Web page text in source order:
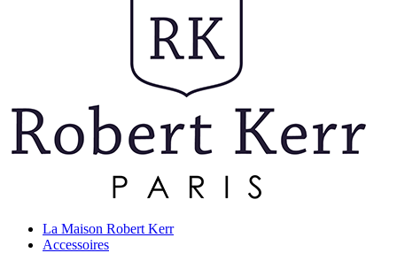
La Maison Robert Kerr
Accessoires